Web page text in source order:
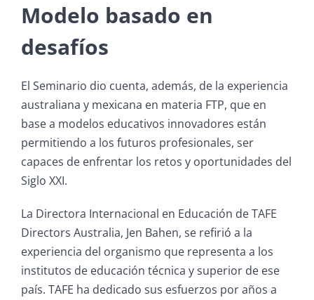
Modelo basado en
desafíos
El Seminario dio cuenta, además, de la experiencia
australiana y mexicana en materia FTP, que en
base a modelos educativos innovadores están
permitiendo a los futuros profesionales, ser
capaces de enfrentar los retos y oportunidades del
Siglo XXI.
La Directora Internacional en Educación de TAFE
Directors Australia, Jen Bahen, se refirió a la
experiencia del organismo que representa a los
institutos de educación técnica y superior de ese
país. TAFE ha dedicado sus esfuerzos por años a